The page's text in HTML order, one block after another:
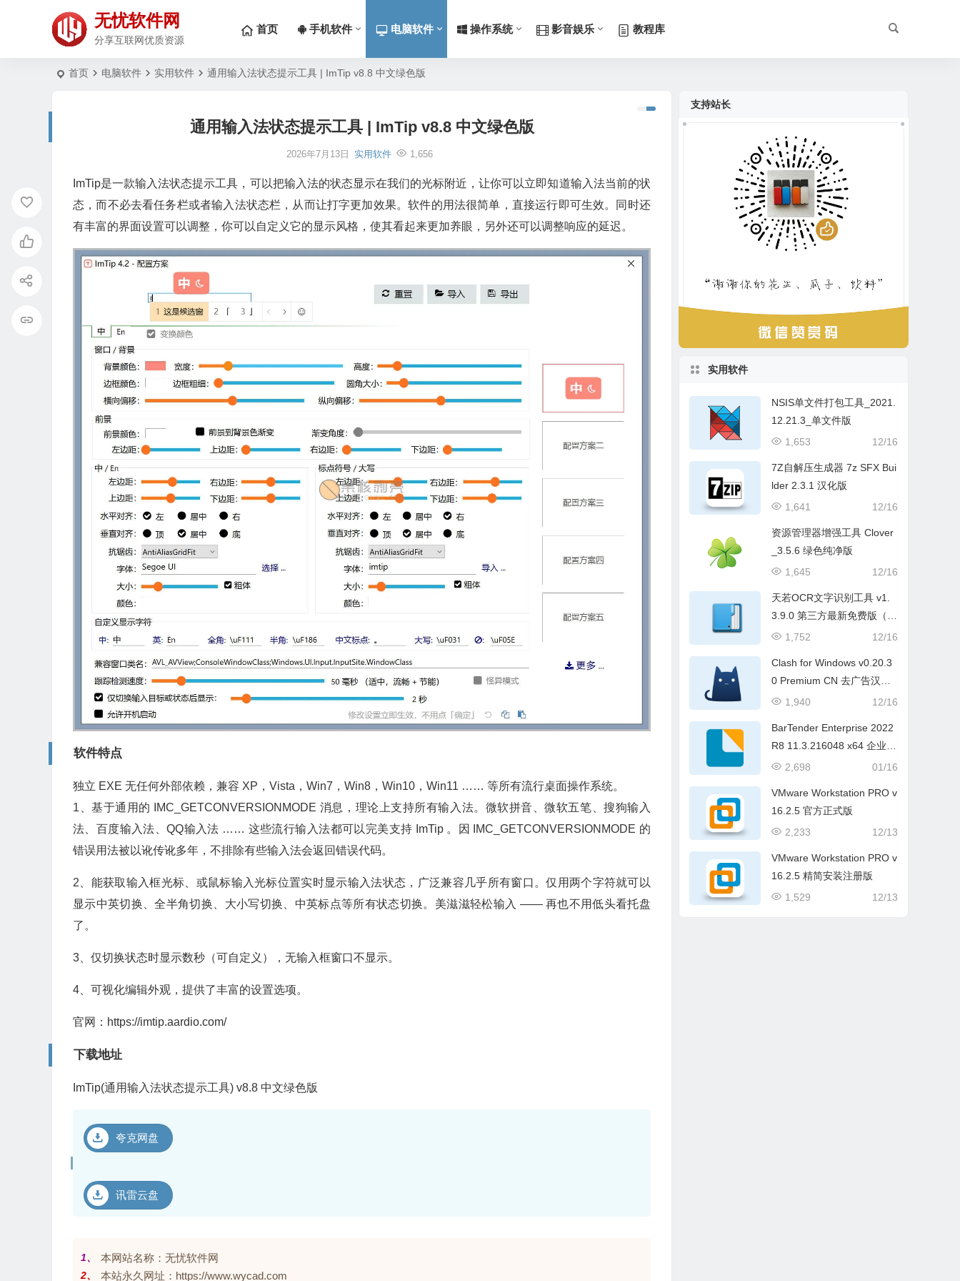
无忧软件网
分享互联网优质资源
首页 手机软件 电脑软件 操作系统 影音娱乐 教程库
首页 电脑软件 实用软件 通用输入法状态提示工具 | ImTip v8.8 中文绿色版
通用输入法状态提示工具 | ImTip v8.8 中文绿色版
2026年7月13日 实用软件 1,656
ImTip是一款输入法状态提示工具，可以把输入法的状态显示在我们的光标附近，让你可以立即知道输入法当前的状
态，而不必去看任务栏或者输入法状态栏，从而让打字更加效果。软件的用法很简单，直接运行即可生效。同时还
有丰富的界面设置可以调整，你可以自定义它的显示风格，使其看起来更加养眼，另外还可以调整响应的延迟。
软件特点
独立 EXE 无任何外部依赖，兼容 XP，Vista，Win7，Win8，Win10，Win11 …… 等所有流行桌面操作系统。
1、基于通用的 IMC_GETCONVERSIONMODE 消息，理论上支持所有输入法。微软拼音、微软五笔、搜狗输入
法、百度输入法、QQ输入法 …… 这些流行输入法都可以完美支持 ImTip 。因 IMC_GETCONVERSIONMODE 的
错误用法被以讹传讹多年，不排除有些输入法会返回错误代码。
2、能获取输入框光标、或鼠标输入光标位置实时显示输入法状态，广泛兼容几乎所有窗口。仅用两个字符就可以
显示中英切换、全半角切换、大小写切换、中英标点等所有状态切换。美滋滋轻松输入 —— 再也不用低头看托盘
了。
3、仅切换状态时显示数秒（可自定义），无输入框窗口不显示。
4、可视化编辑外观，提供了丰富的设置选项。
官网：https://imtip.aardio.com/
下载地址
ImTip(通用输入法状态提示工具) v8.8 中文绿色版
夸克网盘
讯雷云盘
1、 本网站名称：无忧软件网
2、 本站永久网址：https://www.wycad.com
支持站长
实用软件
NSIS单文件打包工具_2021.
12.21.3_单文件版
12/16
1,653
7Z自解压生成器 7z SFX Bui
lder 2.3.1 汉化版
12/16
1,641
资源管理器增强工具 Clover
_3.5.6 绿色纯净版
12/16
1,645
天若OCR文字识别工具 v1.
3.9.0 第三方最新免费版（本
地版）
12/16
1,752
Clash for Windows v0.20.3
0 Premium CN 去广告汉化
便携版
12/16
1,940
BarTender Enterprise 2022
R8 11.3.216048 x64 企业破
解版(条形码标签软件)
01/16
2,698
VMware Workstation PRO v
16.2.5 官方正式版
12/13
2,233
VMware Workstation PRO v
16.2.5 精简安装注册版
12/13
1,529